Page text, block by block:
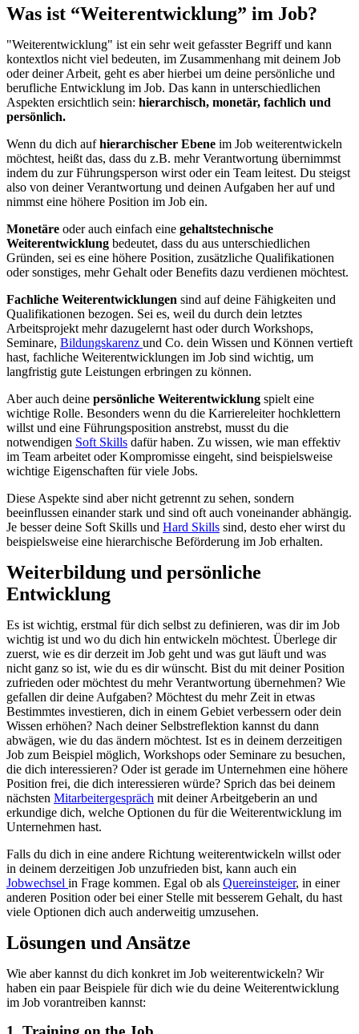
Was ist “Weiterentwicklung” im Job?
"Weiterentwicklung" ist ein sehr weit gefasster Begriff und kann
kontextlos nicht viel bedeuten, im Zusammenhang mit deinem Job
oder deiner Arbeit, geht es aber hierbei um deine persönliche und
berufliche Entwicklung im Job. Das kann in unterschiedlichen
Aspekten ersichtlich sein: hierarchisch, monetär, fachlich und
persönlich.
Wenn du dich aufhierarchischer Ebene im Job weiterentwickeln
möchtest, heißt das, dass du z.B. mehr Verantwortung übernimmst
indem du zur Führungsperson wirst oder ein Team leitest. Du steigst
also von deiner Verantwortung und deinen Aufgaben her auf und
nimmst eine höhere Position im Job ein.
Monetäre oder auch einfach eine gehaltstechnische
Weiterentwicklung bedeutet, dass du aus unterschiedlichen
Gründen, sei es eine höhere Position, zusätzliche Qualifikationen
oder sonstiges, mehr Gehalt oder Benefits dazu verdienen möchtest.
Fachliche Weiterentwicklungen sind auf deine Fähigkeiten und
Qualifikationen bezogen. Sei es, weil du durch dein letztes
Arbeitsprojekt mehr dazugelernt hast oder durch Workshops,
Seminare, Bildungskarenz und Co. dein Wissen und Können vertieft
hast, fachliche Weiterentwicklungen im Job sind wichtig, um
langfristig gute Leistungen erbringen zu können.
Aber auch deine persönliche Weiterentwicklung spielt eine
wichtige Rolle. Besonders wenn du die Karriereleiter hochklettern
willst und eine Führungsposition anstrebst, musst du die
notwendigen Soft Skills dafür haben. Zu wissen, wie man effektiv
im Team arbeitet oder Kompromisse eingeht, sind beispielsweise
wichtige Eigenschaften für viele Jobs.
Diese Aspekte sind aber nicht getrennt zu sehen, sondern
beeinflussen einander stark und sind oft auch voneinander abhängig.
Je besser deine Soft Skills und Hard Skills sind, desto eher wirst du
beispielsweise eine hierarchische Beförderung im Job erhalten.
Weiterbildung und persönliche
Entwicklung
Es ist wichtig, erstmal für dich selbst zu definieren, was dir im Job
wichtig ist und wo du dich hin entwickeln möchtest. Überlege dir
zuerst, wie es dir derzeit im Job geht und was gut läuft und was
nicht ganz so ist, wie du es dir wünscht. Bist du mit deiner Position
zufrieden oder möchtest du mehr Verantwortung übernehmen? Wie
gefallen dir deine Aufgaben? Möchtest du mehr Zeit in etwas
Bestimmtes investieren, dich in einem Gebiet verbessern oder dein
Wissen erhöhen? Nach deiner Selbstreflektion kannst du dann
abwägen, wie du das ändern möchtest. Ist es in deinem derzeitigen
Job zum Beispiel möglich, Workshops oder Seminare zu besuchen,
die dich interessieren? Oder ist gerade im Unternehmen eine höhere
Position frei, die dich interessieren würde? Sprich das bei deinem
nächsten Mitarbeitergespräch mit deiner Arbeitgeberin an und
erkundige dich, welche Optionen du für die Weiterentwicklung im
Unternehmen hast.
Falls du dich in eine andere Richtung weiterentwickeln willst oder
in deinem derzeitigen Job unzufrieden bist, kann auch ein
Jobwechsel in Frage kommen. Egal ob als Quereinsteiger, in einer
anderen Position oder bei einer Stelle mit besserem Gehalt, du hast
viele Optionen dich auch anderweitig umzusehen.
Lösungen und Ansätze
Wie aber kannst du dich konkret im Job weiterentwickeln? Wir
haben ein paar Beispiele für dich wie du deine Weiterentwicklung
im Job vorantreiben kannst: